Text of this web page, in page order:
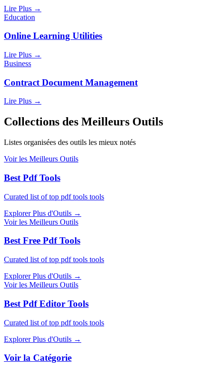
Lire Plus →
Education
Online Learning Utilities
Lire Plus →
Business
Contract Document Management
Lire Plus →
Collections des Meilleurs Outils
Listes organisées des outils les mieux notés
Voir les Meilleurs Outils
Best Pdf Tools
Curated list of top pdf tools tools
Explorer Plus d'Outils →
Voir les Meilleurs Outils
Best Free Pdf Tools
Curated list of top pdf tools tools
Explorer Plus d'Outils →
Voir les Meilleurs Outils
Best Pdf Editor Tools
Curated list of top pdf tools tools
Explorer Plus d'Outils →
Voir la Catégorie